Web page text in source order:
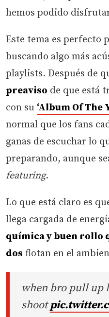
hemos podido
Este tema es perfecto
buscando algo más
playlists. Después de
preaviso de que está
con su ‘Album Of The
normal que los fans
ganas de escuchar lo
preparando, aunque
featuring.
Lo que está claro es
llega cargada de
química y buen rollo
dos flotan en el
when bro pull up
shoot